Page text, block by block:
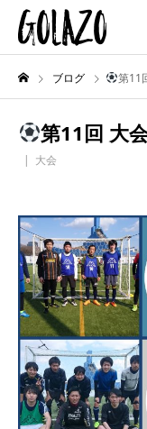
ブログ 第11
第11回 大
大会